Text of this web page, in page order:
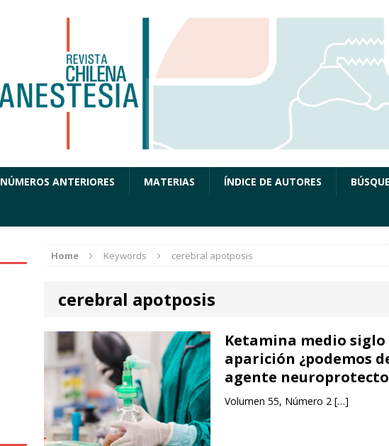
NÚMEROS ANTERIORES MATERIAS ÍNDICE DE AUTORES
Home Keywords cerebral apotposis
cerebral apotposis
Ketamina medio siglo
aparición ¿podemos
agente
Volumen 55, Número 2 […]